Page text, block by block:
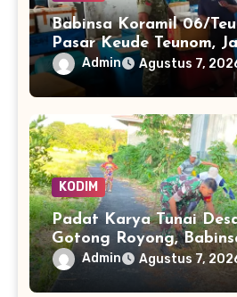
Babinsa Koramil 06/
Pasar Keude Teunom,
dan Kenyamanan
Admin Agustus 7,
KODIM
Padat Karya Tunai
Gotong Royong,
Bersihkan Akses Warga
Admin Agustus 7,